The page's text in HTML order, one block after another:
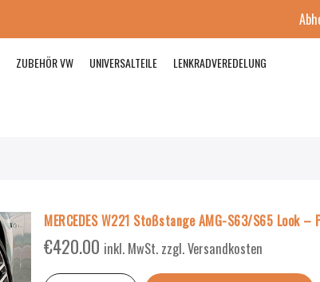
ZUBEHÖR VW UNIVERSALTEILE LENKRADVEREDELUNG
MERCEDES W221 Stoßstange AMG-S63/S65 Look –
€420.00 inkl. MwSt. zzgl. Versandkosten